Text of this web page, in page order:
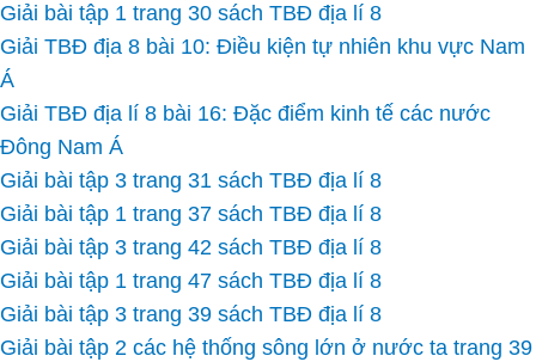
Giải bài tập 1 trang 30 sách TBĐ địa lí 8
Giải TBĐ địa 8 bài 10: Điều kiện tự nhiên khu vực Nam
Á
Giải TBĐ địa lí 8 bài 16: Đặc điểm kinh tế các nước
Đông Nam Á
Giải bài tập 3 trang 31 sách TBĐ địa lí 8
Giải bài tập 1 trang 37 sách TBĐ địa lí 8
Giải bài tập 3 trang 42 sách TBĐ địa lí 8
Giải bài tập 1 trang 47 sách TBĐ địa lí 8
Giải bài tập 3 trang 39 sách TBĐ địa lí 8
Giải bài tập 2 các hệ thống sông lớn ở nước ta trang 39